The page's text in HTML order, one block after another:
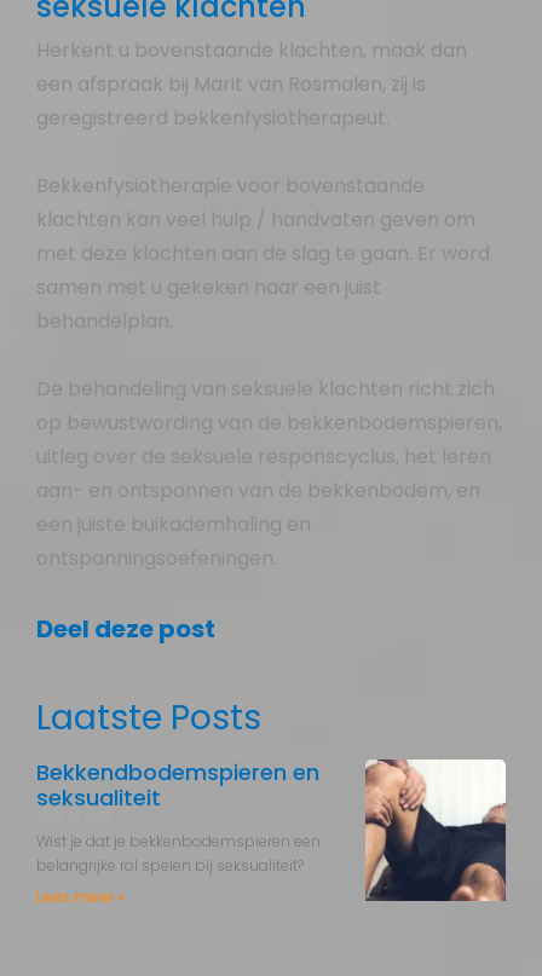
Herkent u bovenstaande klachten, maak dan
een afspraak bij Marit van Rosmalen, zij is
geregistreerd bekkenfysiotherapeut.
Bekkenfysiotherapie voor bovenstaande
klachten kan veel hulp / handvaten geven om
met deze klachten aan de slag te gaan. Er word
samen met u gekeken naar een juist
behandelplan.
De behandeling van seksuele klachten richt zich
op bewustwording van de bekkenbodemspieren,
uitleg over de seksuele responscyclus, het leren
aan- en ontspannen van de bekkenbodem, en
een juiste buikademhaling en
ontspanningsoefeningen.
Deel deze post
Laatste Posts
Bekkendbodemspieren en
seksualiteit
Wist je dat je bekkenbodemspieren een
belangrijke rol spelen bij seksualiteit?
Lees meer »